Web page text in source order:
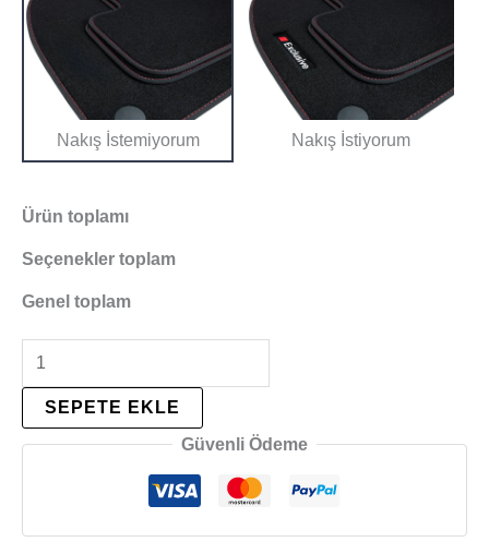
Nakış İstemiyorum Nakış İstiyorum
Ürün toplamı
Seçenekler toplam
Genel toplam
SEPETE EKLE
Güvenli Ödeme